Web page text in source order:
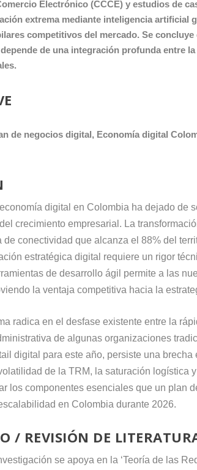
Electrónico (CCCE) y estudios de
extrema mediante inteligencia artificial
competitivos del mercado. Se
de una integración profunda entre
de negocios digital, Economía digital
digital en Colombia ha dejado de
crecimiento empresarial. La
de conectividad que alcanza el 88% del
estratégica digital requiere un rigor
de desarrollo ágil permite a las
la ventaja competitiva hacia la
radica en el desfase existente entre la
de algunas organizaciones
digital para este año, persiste una
de la TRM, la saturación logística
los componentes esenciales que un plan
en Colombia durante 2026.
/ REVISIÓN DE
se apoya en la ‘Teoría de las